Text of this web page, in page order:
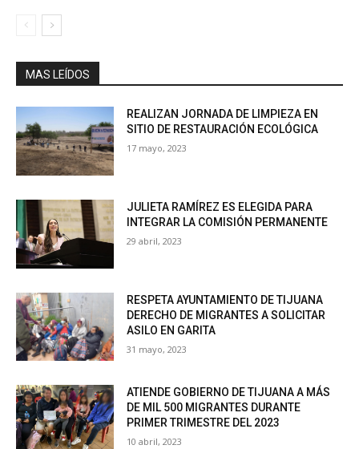
MAS LEÍDOS
REALIZAN JORNADA DE LIMPIEZA EN
SITIO DE RESTAURACIÓN ECOLÓGICA
17 mayo, 2023
JULIETA RAMÍREZ ES ELEGIDA PARA
INTEGRAR LA COMISIÓN PERMANENTE
29 abril, 2023
RESPETA AYUNTAMIENTO DE TIJUANA
DERECHO DE MIGRANTES A SOLICITAR
ASILO EN GARITA
31 mayo, 2023
ATIENDE GOBIERNO DE TIJUANA A MÁS
DE MIL 500 MIGRANTES DURANTE
PRIMER TRIMESTRE DEL 2023
10 abril, 2023